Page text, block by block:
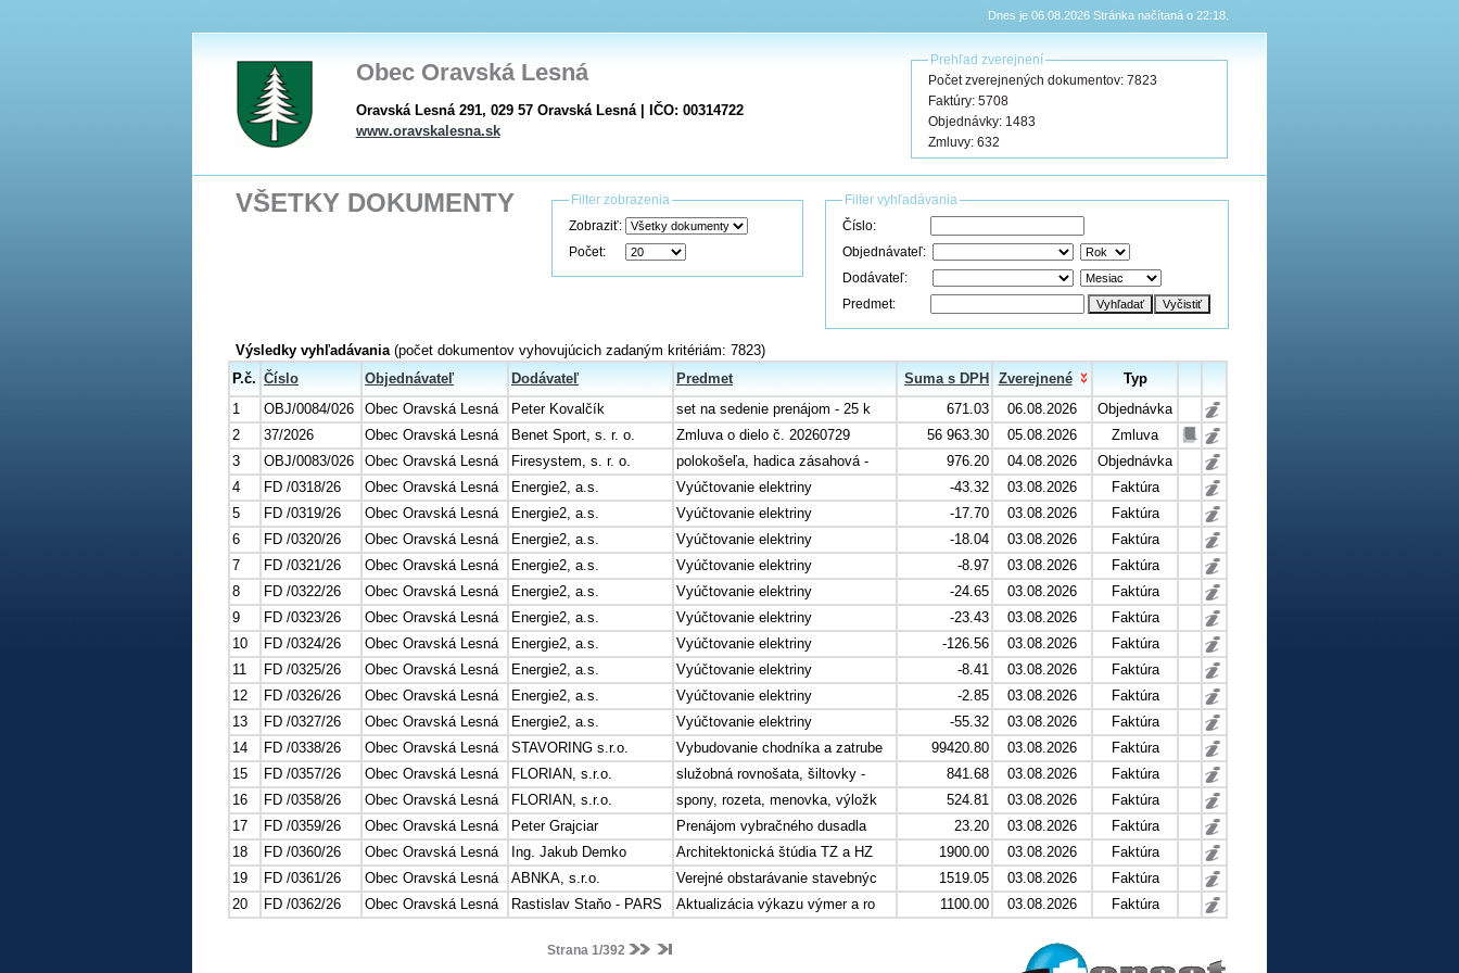
Dnes je 06.08.2026 Stránka načítaná o 22:18.
Obec Oravská Lesná
Oravská Lesná 291, 029 57 Oravská Lesná | IČO: 00314722
www.oravskalesna.sk
Prehľad zverejnení
Počet zverejnených dokumentov: 7823
Faktúry: 5708
Objednávky: 1483
Zmluvy: 632
Filter vyhľadávania
Číslo:
Objednávateľ:
Dodávateľ:
Predmet:
Filter zobrazenia
Zobraziť:
Počet:
VŠETKY DOKUMENTY
Výsledky vyhľadávania(počet dokumentov vyhovujúcich zadaným kritériám: 7823)
P.č. Číslo Objednávateľ Dodávateľ Predmet Suma s DPH Zverejnené
Typ
1
OBJ/0084/026 Obec Oravská Lesná Peter Kovalčík set na sedenie prenájom - 25 k 671.03 06.08.2026
Objednávka
2
37/2026 Obec Oravská Lesná Benet Sport, s. r. o. Zmluva o dielo č. 20260729 56 963.30 05.08.2026
Zmluva
3
OBJ/0083/026 Obec Oravská Lesná Firesystem, s. r. o. polokošeľa, hadica zásahová - 976.20 04.08.2026
Objednávka
4
FD /0318/26 Obec Oravská Lesná Energie2, a.s. Vyúčtovanie elektriny -43.32 03.08.2026
Faktúra
5
FD /0319/26 Obec Oravská Lesná Energie2, a.s. Vyúčtovanie elektriny -17.70 03.08.2026
Faktúra
6
FD /0320/26 Obec Oravská Lesná Energie2, a.s. Vyúčtovanie elektriny -18.04 03.08.2026
Faktúra
7
FD /0321/26 Obec Oravská Lesná Energie2, a.s. Vyúčtovanie elektriny -8.97 03.08.2026
Faktúra
8
FD /0322/26 Obec Oravská Lesná Energie2, a.s. Vyúčtovanie elektriny -24.65 03.08.2026
Faktúra
9
FD /0323/26 Obec Oravská Lesná Energie2, a.s. Vyúčtovanie elektriny -23.43 03.08.2026
Faktúra
10
FD /0324/26 Obec Oravská Lesná Energie2, a.s. Vyúčtovanie elektriny -126.56 03.08.2026
Faktúra
11
FD /0325/26 Obec Oravská Lesná Energie2, a.s. Vyúčtovanie elektriny -8.41 03.08.2026
Faktúra
12
FD /0326/26 Obec Oravská Lesná Energie2, a.s. Vyúčtovanie elektriny -2.85 03.08.2026
Faktúra
13
FD /0327/26 Obec Oravská Lesná Energie2, a.s. Vyúčtovanie elektriny -55.32 03.08.2026
Faktúra
14
FD /0338/26 Obec Oravská Lesná STAVORING s.r.o. Vybudovanie chodníka a zatrube 99420.80 03.08.2026
Faktúra
15
FD /0357/26 Obec Oravská Lesná FLORIAN, s.r.o. služobná rovnošata, šiltovky - 841.68 03.08.2026
Faktúra
16
FD /0358/26 Obec Oravská Lesná FLORIAN, s.r.o. spony, rozeta, menovka, výložk 524.81 03.08.2026
Faktúra
17
FD /0359/26 Obec Oravská Lesná Peter Grajciar Prenájom vybračného dusadla 23.20 03.08.2026
Faktúra
18
FD /0360/26 Obec Oravská Lesná Ing. Jakub Demko Architektonická štúdia TZ a HZ 1900.00 03.08.2026
Faktúra
19
FD /0361/26 Obec Oravská Lesná ABNKA, s.r.o. Verejné obstarávanie stavebnýc 1519.05 03.08.2026
Faktúra
20
FD /0362/26 Obec Oravská Lesná Rastislav Staňo - PARS Aktualizácia výkazu výmer a ro 1100.00 03.08.2026 Faktúra
Strana 1/392